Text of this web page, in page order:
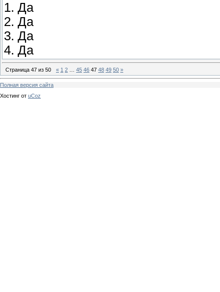
1. Да
2. Да
3. Да
4. Да
Страница 47 из 50 « 1 2 45 46 47 48 49 50 »
Полная версия сайта
Хостинг от uCoz